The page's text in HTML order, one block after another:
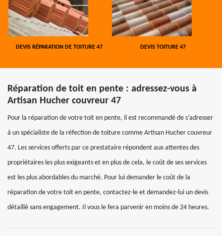
DEVIS RÉPARATION DE TOITURE 47 DEVIS TOITURE 47
Réparation de toit en pente : adressez-vous à
Artisan Hucher couvreur 47
Pour la réparation de votre toit en pente, il est recommandé de s’adresser
à un spécialiste de la réfection de toiture comme Artisan Hucher couvreur
47. Les services offerts par ce prestataire répondent aux attentes des
propriétaires les plus exigeants et en plus de cela, le coût de ses services
est les plus abordables du marché. Pour lui demander le coût de la
réparation de votre toit en pente, contactez-le et demandez-lui un devis
détaillé sans engagement. Il vous le fera parvenir en moins de 24 heures.